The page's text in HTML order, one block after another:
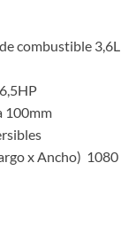
combustible 3,6L
100mm
x Ancho)